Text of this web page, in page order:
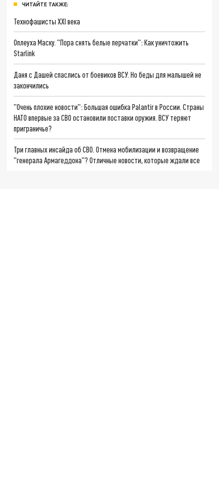
ЧИТАЙТЕ ТАКЖЕ:
Технофашисты XXI века
Оплеуха Маску. "Пора снять белые перчатки": Как уничтожить
Starlink
Даня с Дашей спаслись от боевиков ВСУ. Но беды для малышей не
закончились
"Очень плохие новости": Большая ошибка Palantir в России. Страны
НАТО впервые за СВО остановили поставки оружия. ВСУ теряют
приграничье?
Три главных инсайда об СВО. Отмена мобилизации и возвращение
"генерала Армагеддона"? Отличные новости, которые ждали все